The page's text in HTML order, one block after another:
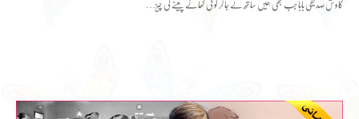
کاوش صدیقی بابا جب بھی ہمیں ساتھ لے جا کر کوئی کھانے پینے کی چیز…